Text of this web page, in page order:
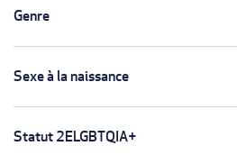
Genre
Sexe à la naissance
Statut 2ELGBTQIA+